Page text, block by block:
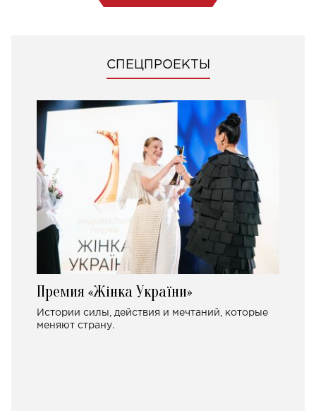
СПЕЦПРОЕКТЫ
Премия «Жінка України»
Истории силы, действия и мечтаний, которые
меняют страну.